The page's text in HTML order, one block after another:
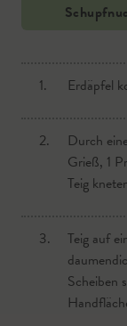
1. Erdäpfel
2.
Durch
Grieß, 1
Teig
3.
Teig auf
Scheiben
1.
Kürbis
Kürbis in
3.
In ein
30